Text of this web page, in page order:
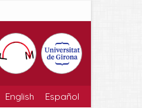
English Español